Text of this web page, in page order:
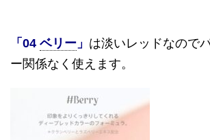
「 04 ベリー 」 は淡いレッドなので
ー関係なく使えます。